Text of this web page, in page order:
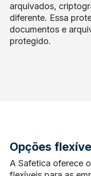
arquivados,
diferente. Essa
documentos e
protegido.
Opções
A Safetica oferece